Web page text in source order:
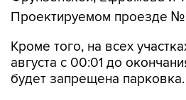
Проектируемом проезде
Кроме того, на всех
августа с 00:01 до
будет запрещена парковка.